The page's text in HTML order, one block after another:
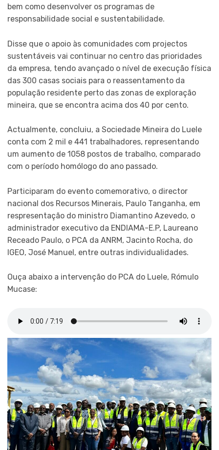
bem como desenvolver os programas de
responsabilidade social e sustentabilidade.
Disse que o apoio às comunidades com projectos
sustentáveis vai continuar no centro das prioridades
da empresa, tendo avançado o nível de execução física
das 300 casas sociais para o reassentamento da
população residente perto das zonas de exploração
mineira, que se encontra acima dos 40 por cento.
Actualmente, concluiu, a Sociedade Mineira do Luele
conta com 2 mil e 441 trabalhadores, representando
um aumento de 1058 postos de trabalho, comparado
com o período homólogo do ano passado.
Participaram do evento comemorativo, o director
nacional dos Recursos Minerais, Paulo Tanganha, em
respresentação do ministro Diamantino Azevedo, o
administrador executivo da ENDIAMA-E.P, Laureano
Receado Paulo, o PCA da ANRM, Jacinto Rocha, do
IGEO, José Manuel, entre outras individualidades.
Ouça abaixo a intervenção do PCA do Luele, Rómulo
Mucase: